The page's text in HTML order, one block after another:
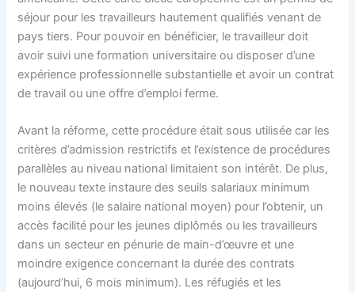
séjour pour les travailleurs hautement qualifiés venant de
pays tiers. Pour pouvoir en bénéficier, le travailleur doit
avoir suivi une formation universitaire ou disposer d’une
expérience professionnelle substantielle et avoir un contrat
de travail ou une offre d’emploi ferme.
Avant la réforme, cette procédure était sous utilisée car les
critères d’admission restrictifs et l’existence de procédures
parallèles au niveau national limitaient son intérêt. De plus,
le nouveau texte instaure des seuils salariaux minimum
moins élevés (le salaire national moyen) pour l’obtenir, un
accès facilité pour les jeunes diplômés ou les travailleurs
dans un secteur en pénurie de main-d’œuvre et une
moindre exigence concernant la durée des contrats
(aujourd’hui, 6 mois minimum). Les réfugiés et les